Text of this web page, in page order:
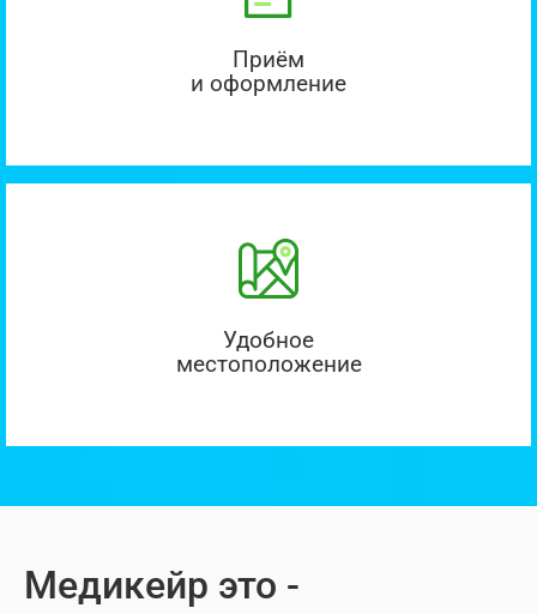
Приём
и оформление
Удобное
местоположение
Медикейр это -